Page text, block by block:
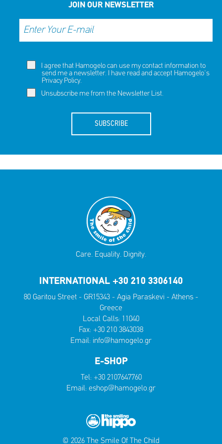
JOIN OUR NEWSLETTER
I agree that Hamogelo can use my contact information to
send me a newsletter. I have read and accept Hamogelo's
Privacy Policy.
Unsubscribe me from the Newsletter List.
SUBSCRIBE
Care. Equality. Dignity.
INTERNATIONAL +30 210 3306140
80 Garitou Street - GR15343 - Agia Paraskevi - Athens -
Greece
Local Calls: 11040
Fax: +30 210 3843038
Email: info@hamogelo.gr
E-SHOP
Tel: +30 2107647760
Email: eshop@hamogelo.gr
© 2026 The Smile Of The Child